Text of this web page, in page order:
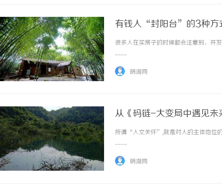
有钱人“封阳台”的3种方
很多人在买房子的时候都会注意到，开
……
明湖网
从《码链-大变局中遇见未
所谓“人文关怀”,就是对人的主体地位
……
明湖网